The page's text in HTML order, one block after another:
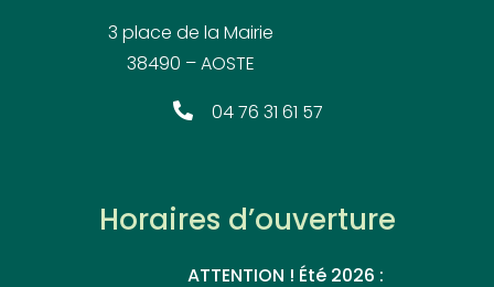
3 place de la Mairie
38490 – AOSTE
04 76 31 61 57
Horaires d’ouverture
ATTENTION ! Été 2026 :